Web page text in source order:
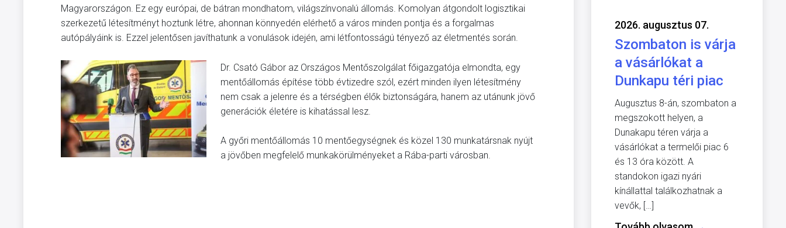
Magyarországon. Ez egy európai, de bátran mondhatom, világszínvonalú állomás. Komolyan átgondolt logisztikai
szerkezetű létesítményt hoztunk létre, ahonnan könnyedén elérhető a város minden pontja és a forgalmas
autópályáink is. Ezzel jelentősen javíthatunk a vonulások idején, ami létfontosságú tényező az életmentés során.
Dr. Csató Gábor az Országos Mentőszolgálat főigazgatója elmondta, egy
mentőállomás építése több évtizedre szól, ezért minden ilyen létesítmény
nem csak a jelenre és a térségben élők biztonságára, hanem az utánunk jövő
generációk életére is kihatással lesz.
A győri mentőállomás 10 mentőegységnek és közel 130 munkatársnak nyújt
a jövőben megfelelő munkakörülményeket a Rába-parti városban.
2026. augusztus 07.
Szombaton is várja
a vásárlókat a
Dunkapu téri piac
Augusztus 8-án, szombaton a
megszokott helyen, a
Dunakapu téren várja a
vásárlókat a termelői piac 6
és 13 óra között. A
standokon igazi nyári
kínállattal találkozhatnak a
vevők, […]